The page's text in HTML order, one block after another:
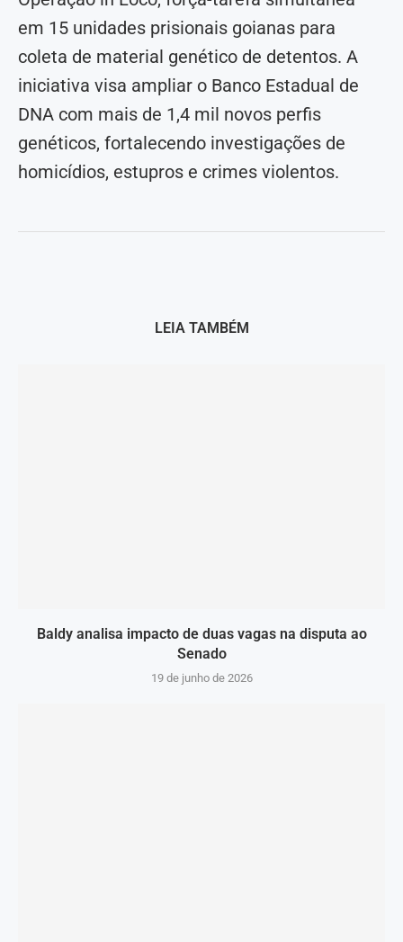
em 15 unidades prisionais goianas para
coleta de material genético de detentos. A
iniciativa visa ampliar o Banco Estadual de
DNA com mais de 1,4 mil novos perfis
genéticos, fortalecendo investigações de
homicídios, estupros e crimes violentos.
LEIA TAMBÉM
Baldy analisa impacto de duas vagas na disputa ao
Senado
19 de junho de 2026